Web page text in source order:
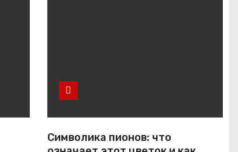
Символика пионов: что